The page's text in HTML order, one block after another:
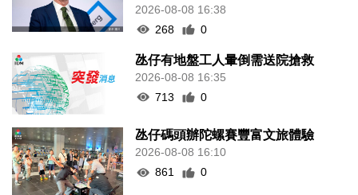
2026-08-08 16:38
268
0
氹仔有地盤工人暈倒需送院搶救
2026-08-08 16:35
713
0
氹仔碼頭辦陀螺賽豐富文旅體驗
2026-08-08 16:10
861
0